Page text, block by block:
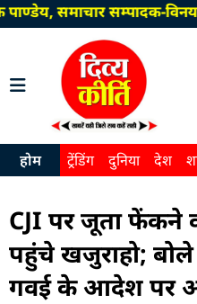
समाचार सम्पादक-
होम ट्रेंडिंग दुनिया देश
CJI पर जूता फेंकने
पहुंचे खजुराहो;
गवई के आदेश पर